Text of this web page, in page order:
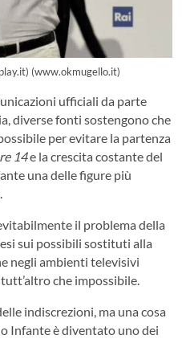
(www.okmugello.it)
ufficiali da parte
diverse fonti sostengono che
per evitare la partenza
14e la crescita costante del
una delle figure più
il problema della
sui possibili sostituti alla
negli ambienti televisivi
che impossibile.
indiscrezioni, ma una cosa
Infante è diventato uno dei